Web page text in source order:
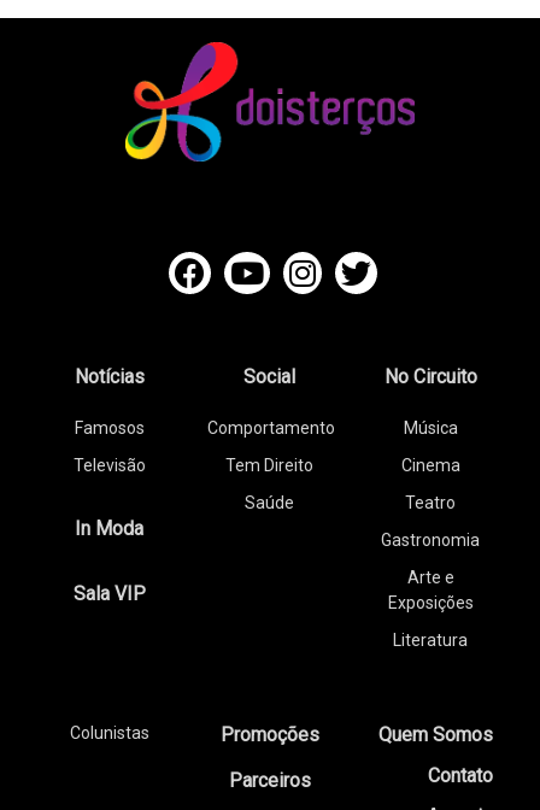
Notícias
Famosos
Televisão
In Moda
Sala VIP
Social
Comportamento
Tem Direito
Saúde
No Circuito
Música
Cinema
Teatro
Gastronomia
Arte e
Exposições
Literatura
Colunistas
Promoções
Parceiros
Quem Somos
Contato